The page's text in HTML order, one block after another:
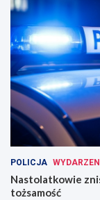
POLICJA
Nastolatkowie
tożsamość